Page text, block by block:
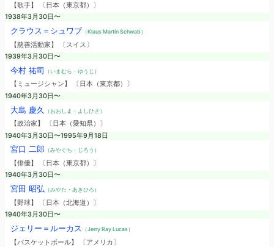
【歌手】 〔日本（東京都）〕
1938年3月30日〜
クラウス＝シュワブ （Klaus Martin Schwab）
【慈善活動家】 〔スイス〕
1939年3月30日〜
今村 祐司 （いまむら・ゆうじ）
【ミュージシャン】 〔日本（東京都）〕
1940年3月30日〜
大島 慶久 （おおしま・よしひさ）
【政治家】 〔日本（愛知県）〕
1940年3月30日〜1995年9月18日
宮口 二郎（みやぐち・じろう）
【俳優】 〔日本（東京都）〕
1940年3月30日〜
宮田 昭弘 （みやた・あきひろ）
【野球】 〔日本（北海道）〕
1940年3月30日〜
ジェリー＝ルーカス （Jerry Ray Lucas）
【バスケットボール】 〔アメリカ〕